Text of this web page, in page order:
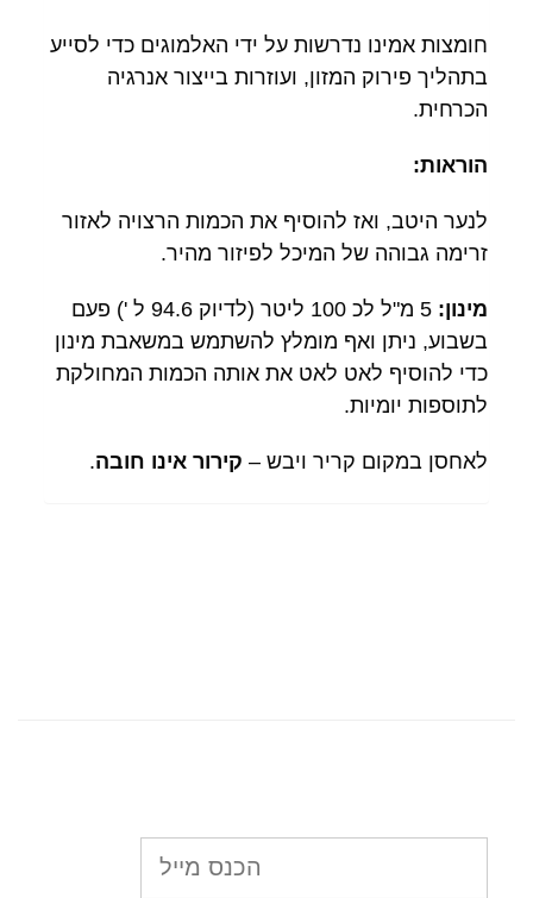
חומצות אמינו נדרשות על ידי האלמוגים כדי לסייע
בתהליך פירוק המזון, ועוזרות בייצור אנרגיה
הכרחית.
הוראות:
לנער היטב, ואז להוסיף את הכמות הרצויה לאזור
זרימה גבוהה של המיכל לפיזור מהיר.
מינון:
5 מ"ל לכ 100 ליטר (לדיוק 94.6 ל ') פעם
בשבוע, ניתן ואף מומלץ להשתמש במשאבת מינון
כדי להוסיף לאט לאט את אותה הכמות המחולקת
לתוספות יומיות.
לאחסן במקום קריר ויבש – קירור אינו חובה.